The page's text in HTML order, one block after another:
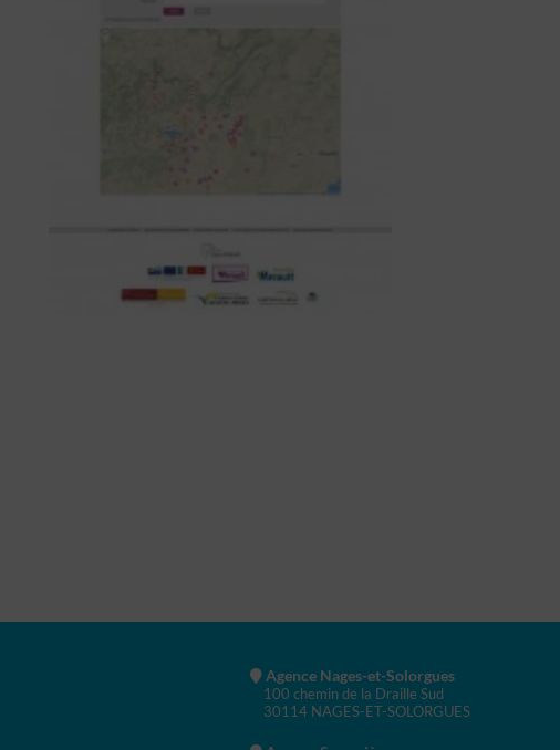
Agence Nages-et-Solorgues
100 chemin de la Draille Sud
30114 NAGES-ET-SOLORGUES